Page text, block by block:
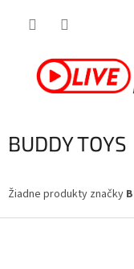
BUDDY TOYS
Žiadne produkty značky